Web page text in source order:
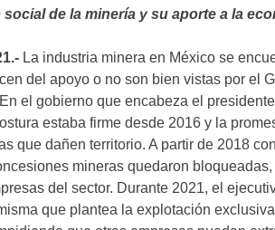
social de la minería y su aporte a la
La industria minera en México se
del apoyo o no son bien vistas por el
el gobierno que encabeza el
estaba firme desde 2016 y la
que dañen territorio. A partir de 2018
mineras quedaron
del sector. Durante 2021, el
que plantea la explotación